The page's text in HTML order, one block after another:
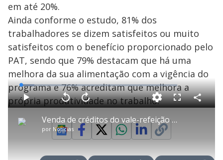
em até 20%.
Ainda conforme o estudo, 81% dos
trabalhadores se dizem satisfeitos ou muito
satisfeitos com o benefício proporcionado pelo
PAT, sendo que 79% destacam que há uma
melhora da sua alimentação com a vigência do
programa e 76% acreditam que melhora a
própria produtividade no trabalho.
P Venda de créditos do vale-refeição é ilegal e pode financiar outros crimes
por Notícias
P V
t
a
r
1
0
g
A
n
ç
a
1
e
L
o
a
d
e F C
o
a